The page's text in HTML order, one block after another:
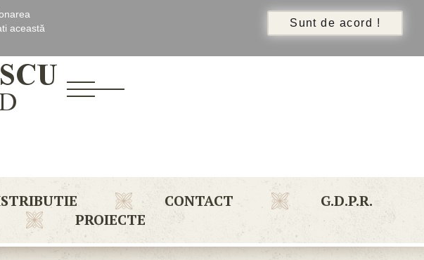
CONTACT
G.D.P.R.
PROIECTE
această